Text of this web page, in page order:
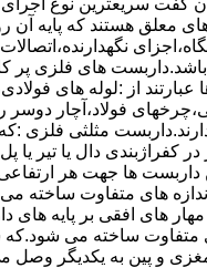
گفت سریعترین نوع
معلق هستند که پایه آن
های فلزی پر
عبارتند از :لوله های
فولاد،آچار دوسر
مثلثی فلزی
کفراژبندی دال یا تیر یا
های متفاوت ساخته
های افقی بر پایه
متفاوت ساخته می
و پین به یکدیگر